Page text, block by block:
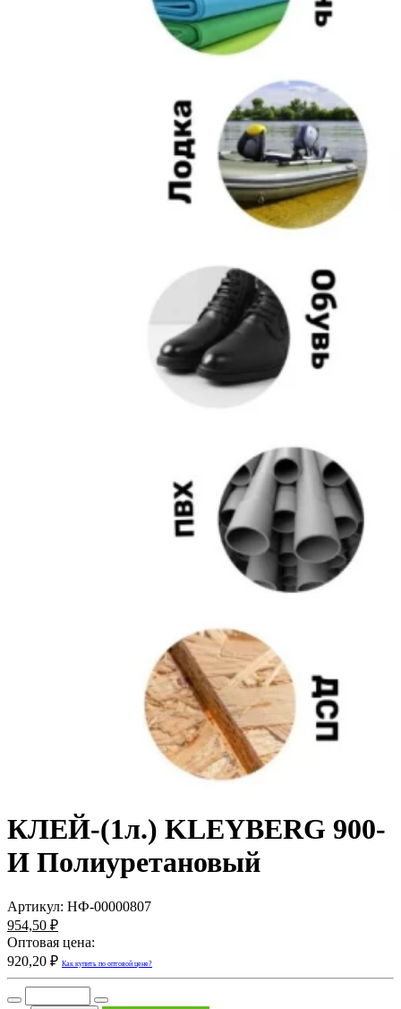
КЛЕЙ-(1л.) KLEYBERG 900-
И Полиуретановый
Артикул: НФ-00000807
954,50 ₽
Оптовая цена:
920,20 ₽ Как купить по оптовой цене?